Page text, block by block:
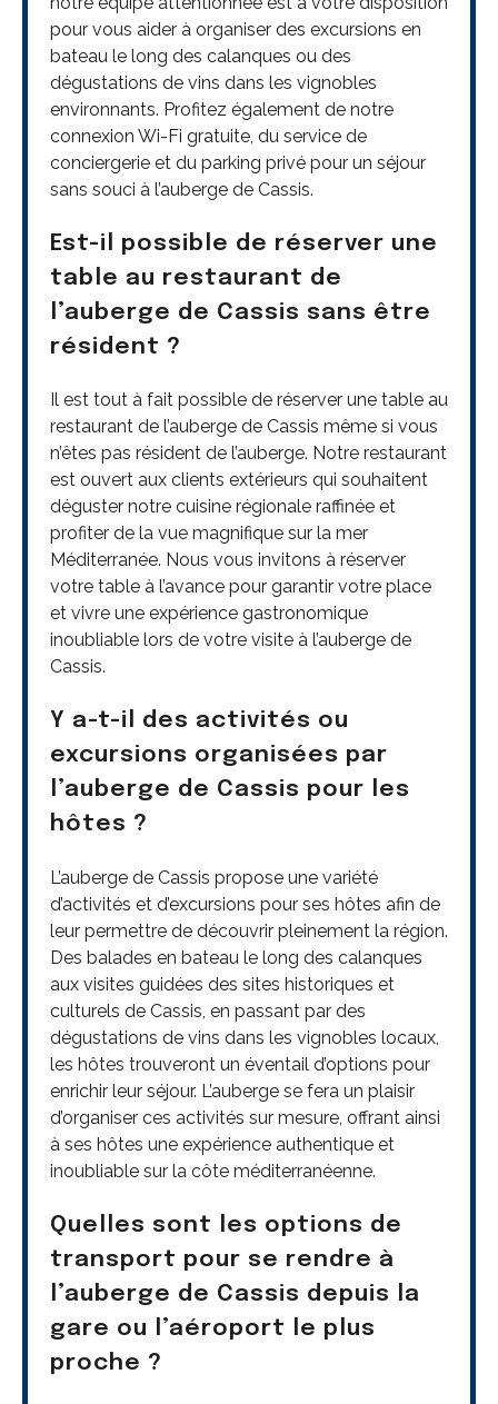
pour vous aider à organiser des excursions en
bateau le long des calanques ou des
dégustations de vins dans les vignobles
environnants. Profitez également de notre
connexion Wi-Fi gratuite, du service de
conciergerie et du parking privé pour un séjour
sans souci à l’auberge de Cassis.
Est-il possible de réserver une
table au restaurant de
l’auberge de Cassis sans être
résident ?
Il est tout à fait possible de réserver une table au
restaurant de l’auberge de Cassis même si vous
n’êtes pas résident de l’auberge. Notre restaurant
est ouvert aux clients extérieurs qui souhaitent
déguster notre cuisine régionale raffinée et
profiter de la vue magnifique sur la mer
Méditerranée. Nous vous invitons à réserver
votre table à l’avance pour garantir votre place
et vivre une expérience gastronomique
inoubliable lors de votre visite à l’auberge de
Cassis.
Y a-t-il des activités ou
excursions organisées par
l’auberge de Cassis pour les
hôtes ?
L’auberge de Cassis propose une variété
d’activités et d’excursions pour ses hôtes afin de
leur permettre de découvrir pleinement la région.
Des balades en bateau le long des calanques
aux visites guidées des sites historiques et
culturels de Cassis, en passant par des
dégustations de vins dans les vignobles locaux,
les hôtes trouveront un éventail d’options pour
enrichir leur séjour. L’auberge se fera un plaisir
d’organiser ces activités sur mesure, offrant ainsi
à ses hôtes une expérience authentique et
inoubliable sur la côte méditerranéenne.
Quelles sont les options de
transport pour se rendre à
l’auberge de Cassis depuis la
gare ou l’aéroport le plus
proche ?